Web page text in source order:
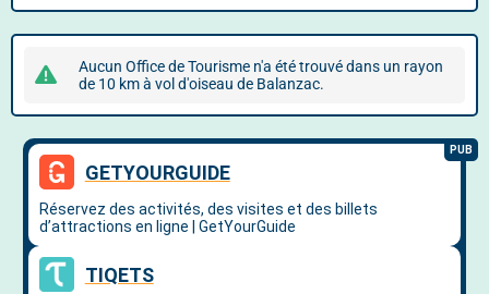
Aucun Office de Tourisme n'a été trouvé dans un rayon
de 10 km à vol d'oiseau de Balanzac.